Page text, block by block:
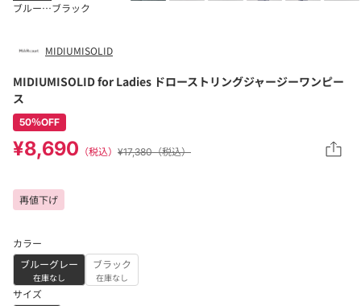
ブルーグレーブラック
MIDIUMISOLID
MIDIUMISOLID for Ladies ドローストリングジャージーワンピー
ス
50％OFF
¥8,690 （税込） ¥17,380（税込）
再値下げ
カラー
ブルーグレー
在庫なし
ブラック
在庫なし
サイズ